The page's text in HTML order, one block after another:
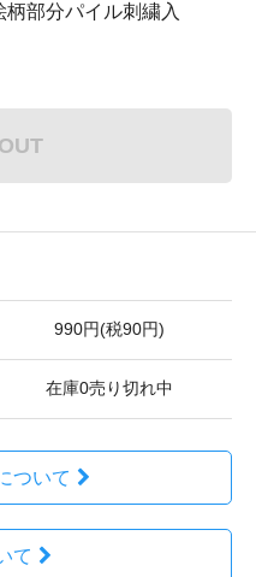
部分パイル刺繍入
990円(税90円)
在庫0売り切れ中
ついて
て